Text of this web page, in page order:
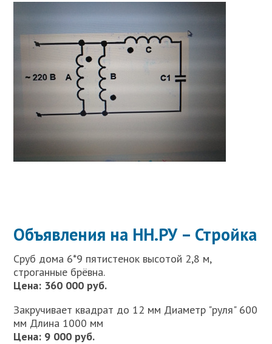
Объявления на НН.РУ – Стройка
Сруб дома 6*9 пятистенок высотой 2,8 м,
строганные брёвна.
Цена: 360 000 руб.
Закручивает квадрат до 12 мм Диаметр "руля" 600
мм Длина 1000 мм
Цена: 9 000 руб.